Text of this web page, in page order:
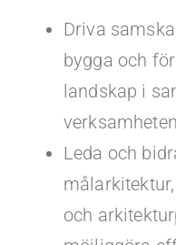
Driva
bygga och
landskap i
verksamheten
Leda och
och